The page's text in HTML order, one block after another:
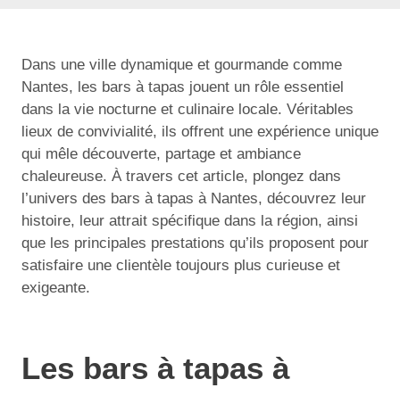
Dans une ville dynamique et gourmande comme
Nantes, les bars à tapas jouent un rôle essentiel
dans la vie nocturne et culinaire locale. Véritables
lieux de convivialité, ils offrent une expérience unique
qui mêle découverte, partage et ambiance
chaleureuse. À travers cet article, plongez dans
l’univers des bars à tapas à Nantes, découvrez leur
histoire, leur attrait spécifique dans la région, ainsi
que les principales prestations qu’ils proposent pour
satisfaire une clientèle toujours plus curieuse et
exigeante.
Les bars à tapas à